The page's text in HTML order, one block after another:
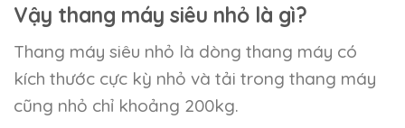
Vậy thang máy siêu nhỏ là gì?
Thang máy siêu nhỏ là dòng thang máy có
kích thước cực kỳ nhỏ và tải trong thang máy
cũng nhỏ chỉ khoảng 200kg.